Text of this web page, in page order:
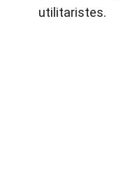
utilitaristes.